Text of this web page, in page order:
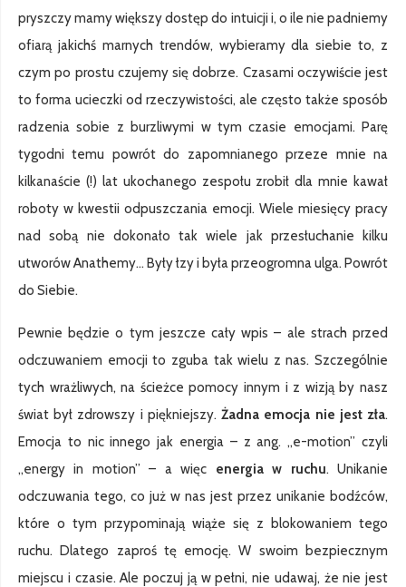
pryszczy mamy większy dostęp do intuicji i, o ile nie padniemy
ofiarą jakichś marnych trendów, wybieramy dla siebie to, z
czym po prostu czujemy się dobrze. Czasami oczywiście jest
to forma ucieczki od rzeczywistości, ale często także sposób
radzenia sobie z burzliwymi w tym czasie emocjami. Parę
tygodni temu powrót do zapomnianego przeze mnie na
kilkanaście (!) lat ukochanego zespołu zrobił dla mnie kawał
roboty w kwestii odpuszczania emocji. Wiele miesięcy pracy
nad sobą nie dokonało tak wiele jak przesłuchanie kilku
utworów Anathemy… Były łzy i była przeogromna ulga. Powrót
do Siebie.
Pewnie będzie o tym jeszcze cały wpis – ale strach przed
odczuwaniem emocji to zguba tak wielu z nas. Szczególnie
tych wrażliwych, na ścieżce pomocy innym i z wizją by nasz
świat był zdrowszy i piękniejszy.Żadna emocja nie jest zła.
Emocja to nic innego jak energia – z ang. „e-motion” czyli
„energy in motion” – a więc energia w ruchu. Unikanie
odczuwania tego, co już w nas jest przez unikanie bodźców,
które o tym przypominają wiąże się z blokowaniem tego
ruchu. Dlatego zaproś tę emocję. W swoim bezpiecznym
miejscu i czasie. Ale poczuj ją w pełni, nie udawaj, że nie jest